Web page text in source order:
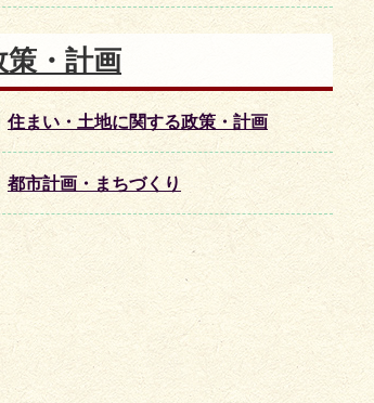
策・計画
住まい・土地に関する政策・計画
都市計画・まちづくり